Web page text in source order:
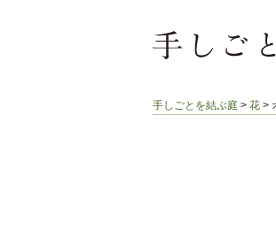
手しごとを結ぶ庭 > 花 >